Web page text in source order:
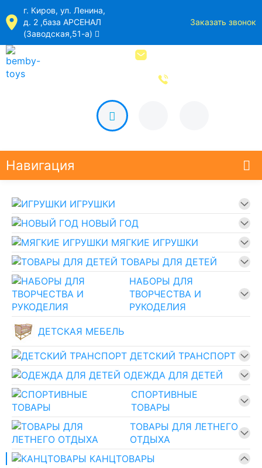
г. Киров, ул. Ленина,
д. 2 ,база АРСЕНАЛ
(Заводская,51-а)
Заказать звонок
Навигация
ИГРУШКИ
НОВЫЙ ГОД
МЯГКИЕ ИГРУШКИ
ТОВАРЫ ДЛЯ ДЕТЕЙ
НАБОРЫ ДЛЯ
ТВОРЧЕСТВА И
РУКОДЕЛИЯ
ДЕТСКАЯ МЕБЕЛЬ
ДЕТСКИЙ ТРАНСПОРТ
ОДЕЖДА ДЛЯ ДЕТЕЙ
СПОРТИВНЫЕ
ТОВАРЫ
ТОВАРЫ ДЛЯ ЛЕТНЕГО
ОТДЫХА
КАНЦТОВАРЫ